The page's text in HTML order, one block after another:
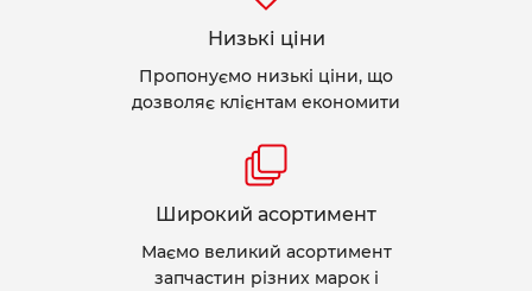
Низькі ціни
Пропонуємо низькі ціни, що
дозволяє клієнтам економити
Широкий асортимент
Маємо великий асортимент
запчастин різних марок і